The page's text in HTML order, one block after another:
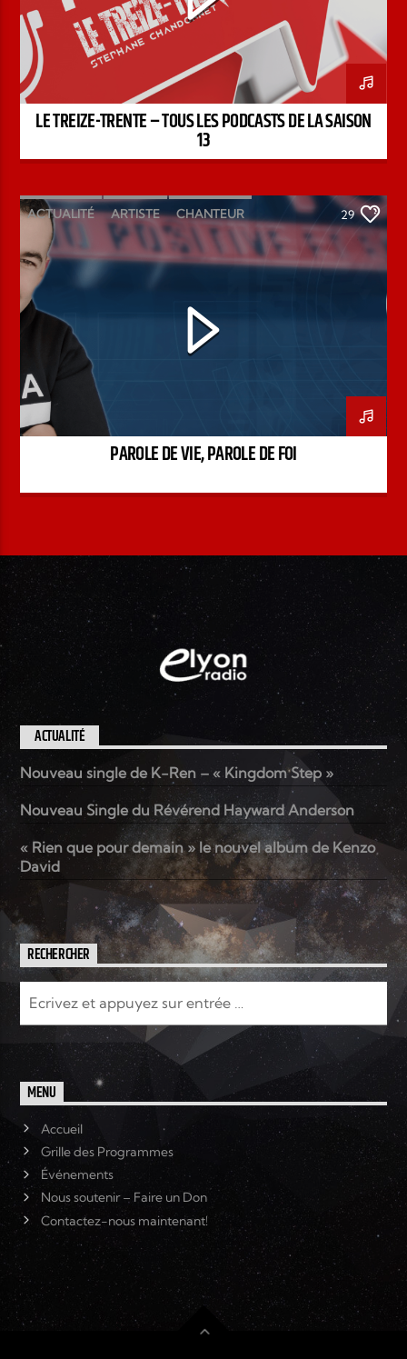
LE TREIZE-TRENTE – TOUS LES PODCASTS DE LA SAISON
13
ACTUALITÉ ARTISTE CHANTEUR
ÉMISSION INTERVIEW KENZO DAVID
PAROLE DE FOI PAROLE DE VIE
PODCAST
29
PAROLE DE VIE, PAROLE DE FOI
ACTUALITÉ
Nouveau single de K-Ren – « Kingdom Step »
Nouveau Single du Révérend Hayward Anderson
« Rien que pour demain » le nouvel album de Kenzo
David
RECHERCHER
MENU
Accueil
Grille des Programmes
Événements
Nous soutenir – Faire un Don
Contactez-nous maintenant!